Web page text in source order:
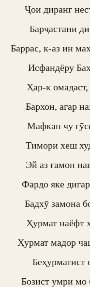
Ҷои диранг
Барҷастани
Баррас, к-аз ин
Исфандёру
Ҳар-к омадаст,
Бархон, агар
Мафкан чу
Тимори хеш
Эй аз ғамон
Фардо яке
Бадхӯ замона
Ҳурмат наёфт
Ҳурмат мадор
Беҳурматист
Бозист умри мо